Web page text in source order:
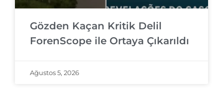
Gözden Kaçan Kritik Delil
ForenScope ile Ortaya Çıkarıldı
Ağustos 5, 2026